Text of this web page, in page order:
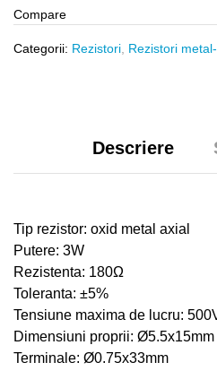
Compare
Categorii: Rezistori Rezistori
Descriere
Tip rezistor: oxid metal axial
Putere: 3W
Rezistenta: 180Ω
Toleranta: ±5%
Tensiune maxima de lucru:
Dimensiuni proprii: Ø5.5x15mm
Terminale: Ø0.75x33mm